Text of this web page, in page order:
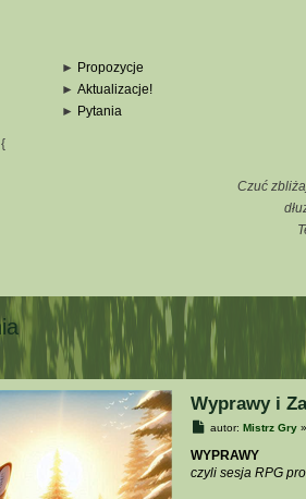
► Propozycje
► Aktualizacje!
► Pytania
Czuć
Wyprawy i
P
s
autor:Mistrz Gry
WYPRAWY
czyli sesja RPG